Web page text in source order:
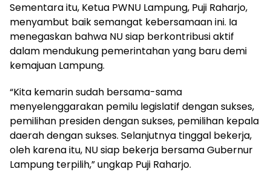
Sementara itu, Ketua PWNU Lampung, Puji Raharjo,
menyambut baik semangat kebersamaan ini. Ia
menegaskan bahwa NU siap berkontribusi aktif
dalam mendukung pemerintahan yang baru demi
kemajuan Lampung.
“Kita kemarin sudah bersama-sama
menyelenggarakan pemilu legislatif dengan sukses,
pemilihan presiden dengan sukses, pemilihan kepala
daerah dengan sukses. Selanjutnya tinggal bekerja,
oleh karena itu, NU siap bekerja bersama Gubernur
Lampung terpilih,” ungkap Puji Raharjo.